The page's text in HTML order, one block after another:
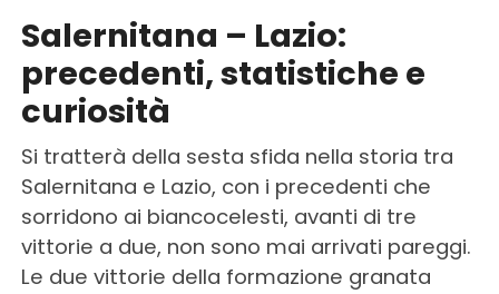
Salernitana – Lazio:
precedenti, statistiche e
curiosità
Si tratterà della sesta sfida nella storia tra
Salernitana e Lazio, con i precedenti che
sorridono ai biancocelesti, avanti di tre
vittorie a due, non sono mai arrivati pareggi.
Le due vittorie della formazione granata